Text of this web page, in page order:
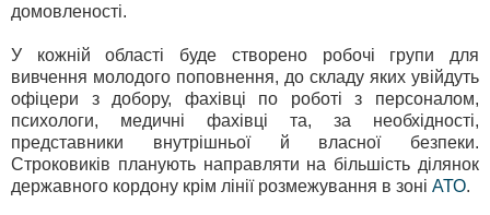
домовленості.
У кожній області буде створено робочі групи для
вивчення молодого поповнення, до складу яких увійдуть
офіцери з добору, фахівці по роботі з персоналом,
психологи, медичні фахівці та, за необхідності,
представники внутрішньої й власної безпеки.
Строковиків планують направляти на більшість ділянок
державного кордону крім лінії розмежування в зоні АТО.